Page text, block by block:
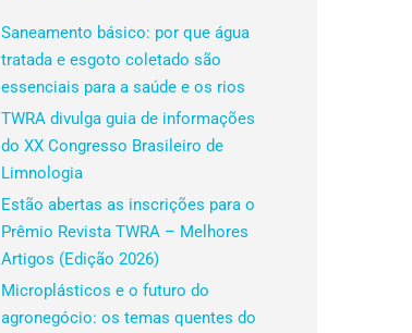
Saneamento básico: por que água
tratada e esgoto coletado são
essenciais para a saúde e os rios
TWRA divulga guia de informações
do XX Congresso Brasileiro de
Limnologia
Estão abertas as inscrições para o
Prêmio Revista TWRA – Melhores
Artigos (Edição 2026)
Microplásticos e o futuro do
agronegócio: os temas quentes do